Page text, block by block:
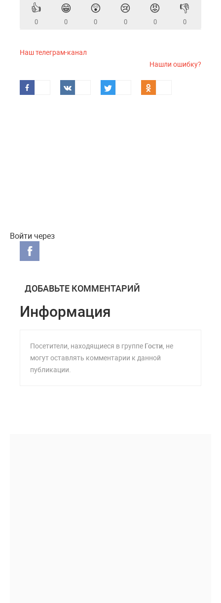
👍
0
😁
0
😲
0
😢
0
😡
0
👎
0
Наш телеграм-канал
Нашли ошибку?
Войти через
ДОБАВЬТЕ КОММЕНТАРИЙ
Информация
Посетители, находящиеся в группе Гости, не
могут оставлять комментарии к данной
публикации.